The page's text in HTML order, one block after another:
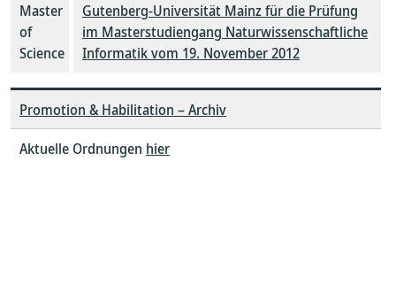
Master
of
Science
Gutenberg-Universität Mainz für die Prüfung
im Masterstudiengang Naturwissenschaftliche
Informatik vom 19. November 2012
Promotion & Habilitation – Archiv
Aktuelle Ordnungen hier